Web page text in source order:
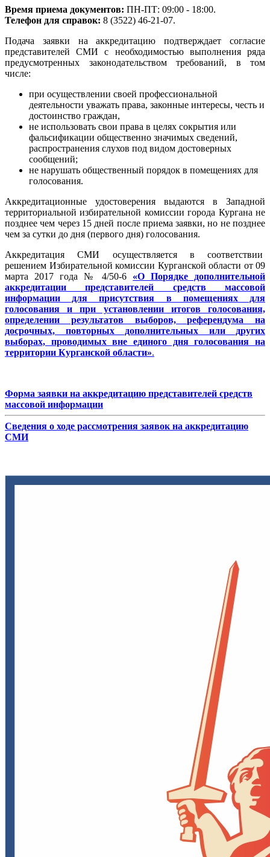
Время приема документов: ПН-ПТ: 09:00 - 18:00.
Телефон для справок: 8 (3522) 46-21-07.
Подача заявки на аккредитацию подтверждает согласие
представителей СМИ с необходимостью выполнения ряда
предусмотренных законодательством требований, в том
числе:
при осуществлении своей профессиональной
деятельности уважать права, законные интересы, честь и
достоинство граждан,
не использовать свои права в целях сокрытия или
фальсификации общественно значимых сведений,
распространения слухов под видом достоверных
сообщений;
не нарушать общественный порядок в помещениях для
голосования.
Аккредитационные удостоверения выдаются в Западной
территориальной избирательной комиссии города Кургана не
позднее чем через 15 дней после приема заявки, но не позднее
чем за сутки до дня (первого дня) голосования.
Аккредитация СМИ осуществляется в соответствии
решением Избирательной комиссии Курганской области от 09
марта 2017 года № 4/50-6 «О Порядке дополнительной
аккредитации представителей средств массовой
информации для присутствия в помещениях для
голосования и при установлении итогов голосования,
определении результатов выборов, референдума на
досрочных, повторных дополнительных или других
выборах, проводимых вне единого дня голосования на
территории Курганской области».
Форма заявки на аккредитацию представителей средств
массовой информации
Сведения о ходе рассмотрения заявок на аккредитацию
СМИ